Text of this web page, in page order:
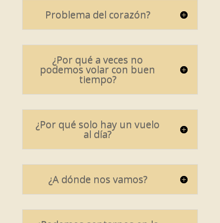
Problema del corazón?
¿Por qué a veces no
podemos volar con buen
tiempo?
¿Por qué solo hay un vuelo
al día?
¿A dónde nos vamos?